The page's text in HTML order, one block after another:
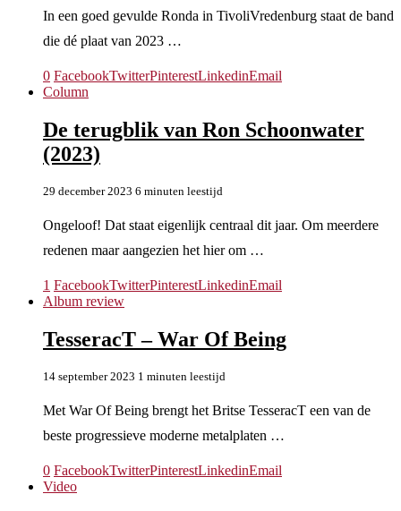
In een goed gevulde Ronda in TivoliVredenburg staat de band
die dé plaat van 2023 …
0 FacebookTwitterPinterestLinkedinEmail
Column
De terugblik van Ron Schoonwater
(2023)
29 december 2023 6 minuten leestijd
Ongeloof! Dat staat eigenlijk centraal dit jaar. Om meerdere
redenen maar aangezien het hier om …
1 FacebookTwitterPinterestLinkedinEmail
Album review
TesseracT – War Of Being
14 september 2023 1 minuten leestijd
Met War Of Being brengt het Britse TesseracT een van de
beste progressieve moderne metalplaten …
0 FacebookTwitterPinterestLinkedinEmail
Video